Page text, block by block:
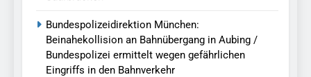
Bundespolizeidirektion München:
Beinahekollision an Bahnübergang in Aubing /
Bundespolizei ermittelt wegen gefährlichen
Eingriffs in den Bahnverkehr